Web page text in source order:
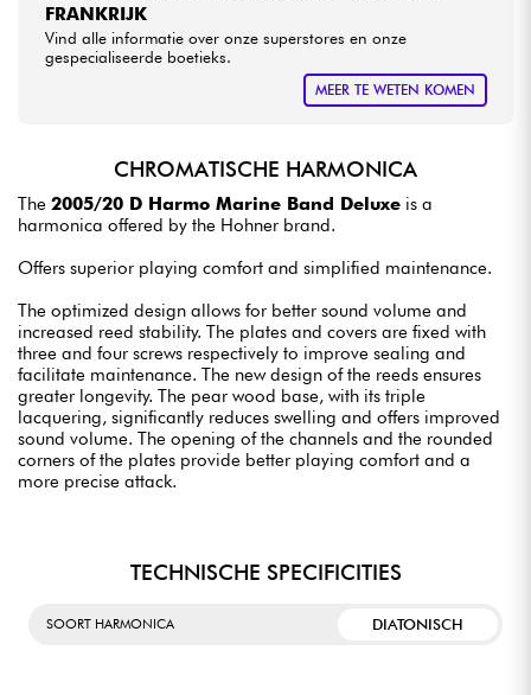
FRANKRIJK
Vind alle informatie over onze superstores en onze
gespecialiseerde boetieks.
MEER TE WETEN KOMEN
CHROMATISCHE HARMONICA
The 2005/20 D Harmo Marine Band Deluxe is a
harmonica offered by the Hohner brand.
Offers superior playing comfort and simplified maintenance.
The optimized design allows for better sound volume and
increased reed stability. The plates and covers are fixed with
three and four screws respectively to improve sealing and
facilitate maintenance. The new design of the reeds ensures
greater longevity. The pear wood base, with its triple
lacquering, significantly reduces swelling and offers improved
sound volume. The opening of the channels and the rounded
corners of the plates provide better playing comfort and a
more precise attack.
TECHNISCHE SPECIFICITIES
SOORT HARMONICA DIATONISCH